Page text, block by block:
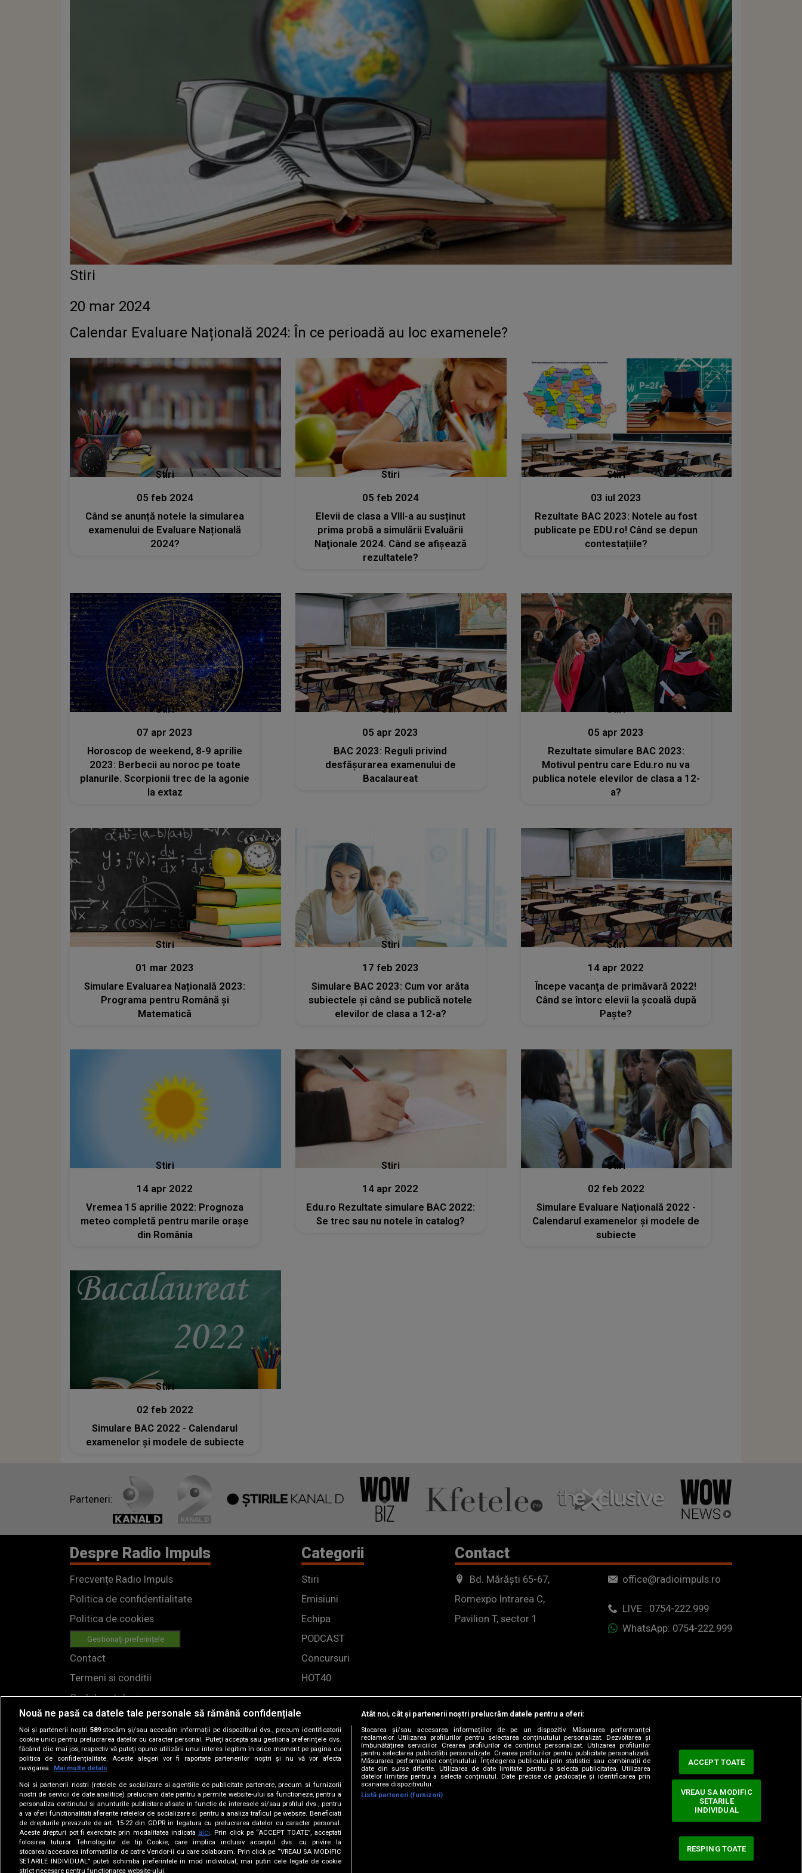
Stiri
20 mar 2024
Calendar Evaluare Națională 2024: În ce perioadă au loc examenele?
Stiri
05 feb 2024
Când se anunță notele la simularea
examenului de Evaluare Națională
2024?
Stiri
05 feb 2024
Elevii de clasa a VIII-a au susținut
prima probă a simulării Evaluării
Naţionale 2024. Când se afișează
rezultatele?
Stiri
03 iul 2023
Rezultate BAC 2023: Notele au fost
publicate pe EDU.ro! Când se depun
contestațiile?
Stiri
07 apr 2023
Horoscop de weekend, 8-9 aprilie
2023: Berbecii au noroc pe toate
planurile. Scorpionii trec de la agonie
la extaz
Stiri
05 apr 2023
BAC 2023: Reguli privind
desfășurarea examenului de
Bacalaureat
Stiri
05 apr 2023
Rezultate simulare BAC 2023:
Motivul pentru care Edu.ro nu va
publica notele elevilor de clasa a 12-
a?
Stiri
01 mar 2023
Simulare Evaluarea Națională 2023:
Programa pentru Română și
Matematică
Stiri
17 feb 2023
Simulare BAC 2023: Cum vor arăta
subiectele și când se publică notele
elevilor de clasa a 12-a?
Stiri
14 apr 2022
Începe vacanţa de primăvară 2022!
Când se întorc elevii la şcoală după
Paşte?
Stiri
14 apr 2022
Vremea 15 aprilie 2022: Prognoza
meteo completă pentru marile oraşe
din România
Stiri
14 apr 2022
Edu.ro Rezultate simulare BAC 2022:
Se trec sau nu notele în catalog?
Stiri
02 feb 2022
Simulare Evaluare Naţională 2022 -
Calendarul examenelor şi modele de
subiecte
Stiri
02 feb 2022
Simulare BAC 2022 - Calendarul
examenelor şi modele de subiecte
Parteneri:
Despre Radio Impuls
Frecvențe Radio Impuls
Politica de confidentialitate
Politica de cookies
Gestionați preferințele
Contact
Termeni si conditii
Cod deontologic
Regulamente
Categorii
Stiri
Emisiuni
Echipa
PODCAST
Concursuri
HOT40
Contact
Bd. Mărăști 65-67,
Romexpo Intrarea C,
Pavilion T, sector 1
office@radioimpuls.ro
LIVE : 0754-222.999
WhatsApp: 0754-222.999
© 2019-2026 DOGAN MEDIA INTERNATIONAL SA, Toate drepturile rezervate.
DIMINEȚI DE VACANȚĂ
Nouă ne pasă ca datele tale personale să rămână confidențiale
Noi și partenerii noștri 589stocăm și/sau accesăm informații pe dispozitivul dvs., precum identificatorii
cookie unici pentru prelucrarea datelor cu caracter personal. Puteți accepta sau gestiona preferințele dvs.
făcând clic mai jos, respectiv vă puteți opune utilizării unui interes legitim în orice moment pe pagina cu
politica de confidențialitate. Aceste alegeri vor fi raportate partenerilor noștri și nu vă vor afecta
navigarea.
Mai multe detalii
Noi si partenerii nostri (retelele de socializare si agentiile de publicitate partenere, precum si furnizorii
nostri de servicii de date analitice) prelucram date pentru a permite website-ului sa functioneze, pentru a
personaliza continutul si anunturile publicitare afisate in functie de interesele si/sau profilul dvs., pentru
a va oferi functionalitati aferente retelelor de socializare si pentru a analiza traficul pe website. Beneficiati
de drepturile prevazute de art. 15-22 din GDPR in legatura cu prelucrarea datelor cu caracter personal.
Aceste drepturi pot fi exercitate prin modalitatea indicata aici. Prin click pe “ACCEPT TOATE”, acceptati
folosirea tuturor Tehnologiilor de tip Cookie, care implica inclusiv acceptul dvs. cu privire la
stocarea/accesarea informatiilor de catre Vendor-ii cu care colaboram. Prin click pe “VREAU SA MODIFIC
SETARILE INDIVIDUAL” puteti schimba preferintele in mod individual, mai putin cele legate de cookie
strict necesare pentru functionarea website-ului.
Atât noi, cât și partenerii noștri prelucrăm datele pentru a oferi:
Stocarea și/sau accesarea informațiilor de pe un dispozitiv. Măsurarea performanței
reclamelor. Utilizarea profilurilor pentru selectarea conținutului personalizat. Dezvoltarea și
îmbunătățirea serviciilor. Crearea profilurilor de conținut personalizat. Utilizarea profilurilor
pentru selectarea publicității personalizate. Crearea profilurilor pentru publicitate personalizată.
Măsurarea performanței conținutului. Înțelegerea publicului prin statistici sau combinații de
date din surse diferite. Utilizarea de date limitate pentru a selecta publicitatea. Utilizarea
datelor limitate pentru a selecta conținutul. Date precise de geolocație și identificarea prin
scanarea dispozitivului.
Listă parteneri (furnizori)
ACCEPT TOATE
RESPING TOATE
VREAU SA MODIFIC
SETARILE
INDIVIDUAL